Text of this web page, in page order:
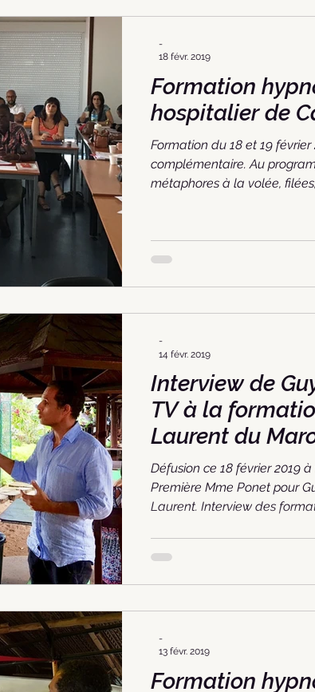
Formation hypnose Au
hospitalier de
Formation du 18 et 19 février
complémentaire. Au
métaphores à la volée,
-
18 févr. 2019
Interview de
TV à la
Laurent du
Défusion ce 18 février 2019
Première Mme Ponet pour
Laurent. Interview des
-
14 févr. 2019
Formation hypnose 13
-
13 févr. 2019